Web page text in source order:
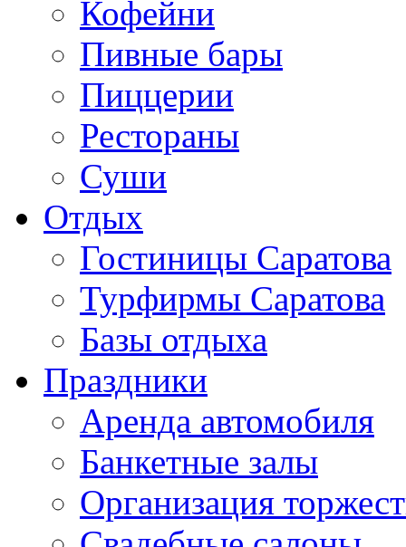
Кофейни
Пивные бары
Пиццерии
Рестораны
Суши
Отдых
Гостиницы Саратова
Турфирмы Саратова
Базы отдыха
Праздники
Аренда автомобиля
Банкетные залы
Организация